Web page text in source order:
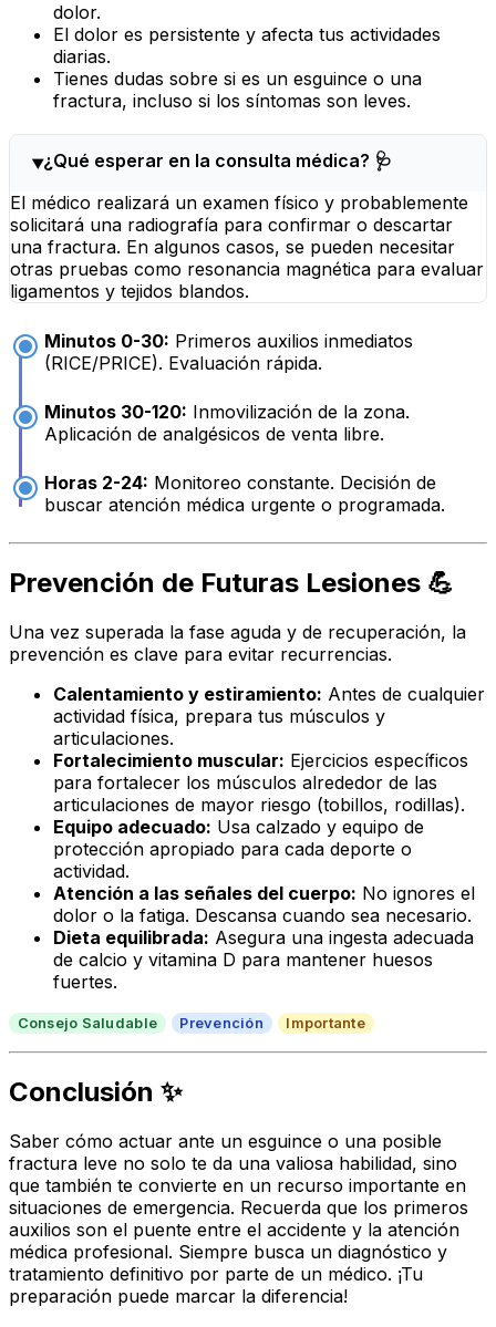
dolor.
El dolor es persistente y afecta tus actividades
diarias.
Tienes dudas sobre si es un esguince o una
fractura, incluso si los síntomas son leves.
¿Qué esperar en la consulta médica? 🩺
El médico realizará un examen físico y probablemente
solicitará una radiografía para confirmar o descartar
una fractura. En algunos casos, se pueden necesitar
otras pruebas como resonancia magnética para evaluar
ligamentos y tejidos blandos.
Minutos 0-30: Primeros auxilios inmediatos
(RICE/PRICE). Evaluación rápida.
Minutos 30-120: Inmovilización de la zona.
Aplicación de analgésicos de venta libre.
Horas 2-24: Monitoreo constante. Decisión de
buscar atención médica urgente o programada.
Prevención de Futuras Lesiones 💪
Una vez superada la fase aguda y de recuperación, la
prevención es clave para evitar recurrencias.
Calentamiento y estiramiento: Antes de cualquier
actividad física, prepara tus músculos y
articulaciones.
Fortalecimiento muscular: Ejercicios específicos
para fortalecer los músculos alrededor de las
articulaciones de mayor riesgo (tobillos, rodillas).
Equipo adecuado: Usa calzado y equipo de
protección apropiado para cada deporte o
actividad.
Atención a las señales del cuerpo: No ignores el
dolor o la fatiga. Descansa cuando sea necesario.
Dieta equilibrada: Asegura una ingesta adecuada
de calcio y vitamina D para mantener huesos
fuertes.
Consejo Saludable Prevención Importante
Conclusión ✨
Saber cómo actuar ante un esguince o una posible
fractura leve no solo te da una valiosa habilidad, sino
que también te convierte en un recurso importante en
situaciones de emergencia. Recuerda que los primeros
auxilios son el puente entre el accidente y la atención
médica profesional. Siempre busca un diagnóstico y
tratamiento definitivo por parte de un médico. ¡Tu
preparación puede marcar la diferencia!